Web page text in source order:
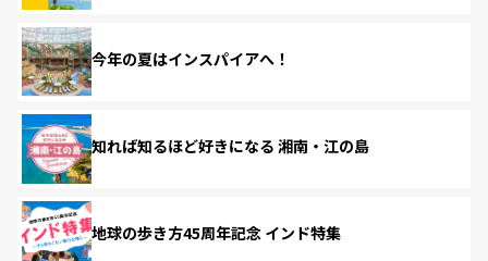
今年の夏はインスパイアへ！
知れば知るほど好きになる 湘南・江の島
地球の歩き方45周年記念 インド特集